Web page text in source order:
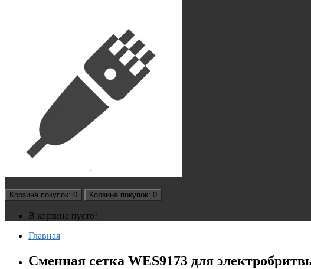
Корзина покупок: 0 Корзина покупок: 0
В корзине пусто!
Главная
Сменная сетка WES9173 для